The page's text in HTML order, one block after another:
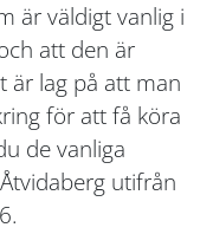
är väldigt vanlig i
att den är
är lag på att man
för att få köra
de vanliga
utifrån